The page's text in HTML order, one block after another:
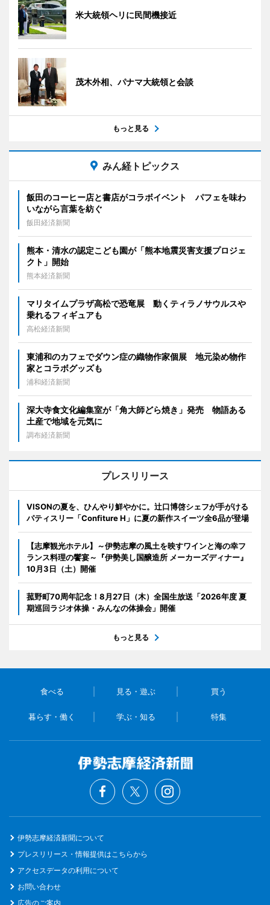
米大統領ヘリに民間機接近
茂木外相、パナマ大統領と会談
もっと見る
みん経トピックス
飯田のコーヒー店と書店がコラボイベント パフェを味わ
いながら言葉を紡ぐ
飯田経済新聞
熊本・清水の認定こども園が「熊本地震災害支援プロジェ
クト」開始
熊本経済新聞
マリタイムプラザ高松で恐竜展 動くティラノサウルスや
乗れるフィギュアも
高松経済新聞
東浦和のカフェでダウン症の織物作家個展 地元染め物作
家とコラボグッズも
浦和経済新聞
深大寺食文化編集室が「角大師どら焼き」発売 物語ある
土産で地域を元気に
調布経済新聞
プレスリリース
VISONの夏を、ひんやり鮮やかに。辻口博啓シェフが手がける
パティスリー「Confiture H」に夏の新作スイーツ全6品が登場
【志摩観光ホテル】～伊勢志摩の風土を映すワインと海の幸フ
ランス料理の饗宴～『伊勢美し国醸造所 メーカーズディナー』
10月3日（土）開催
菰野町70周年記念！8月27日（木）全国生放送「2026年度 夏
期巡回ラジオ体操・みんなの体操会」開催
もっと見る
食べる 見る・遊ぶ 買う
暮らす・働く 学ぶ・知る 特集
伊勢志摩経済新聞について
プレスリリース・情報提供はこちらから
アクセスデータの利用について
お問い合わせ
広告のご案内